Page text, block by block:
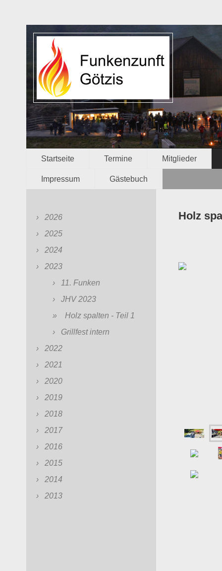
Startseite Termine Mitglieder
Impressum Gästebuch
Holz
2026
2025
2024
2023
11. Funken
JHV 2023
Holz spalten - Teil 1
Grillfest intern
2022
2021
2020
2019
2018
2017
2016
2015
2014
2013